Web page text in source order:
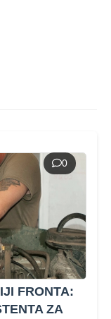
0
FRONTA:
ZA